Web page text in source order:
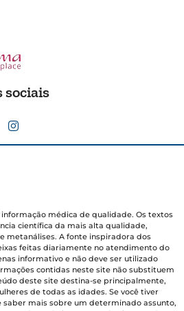
sociais
médica de qualidade. Os textos
científica da mais alta qualidade,
metanálises. A fonte inspiradora dos
feitas diariamente no atendimento do
informativo e não deve ser utilizado
contidas neste site não substituem
deste site destina-se principalmente,
de todas as idades. Se você tiver
mais sobre um determinado assunto,